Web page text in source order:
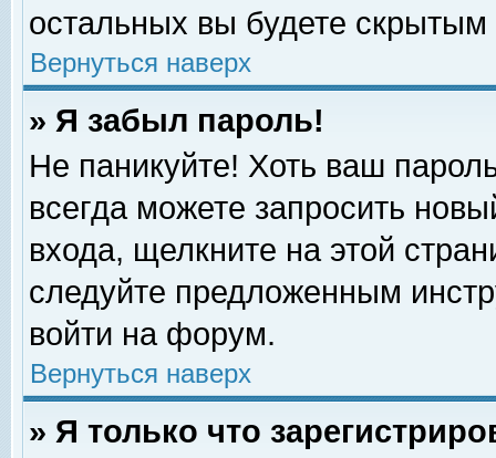
остальных вы будете скрытым
Вернуться наверх
» Я забыл пароль!
Не паникуйте! Хоть ваш
всегда можете запросить
входа, щелкните на этой
следуйте предложенным
войти на форум.
Вернуться наверх
» Я только что